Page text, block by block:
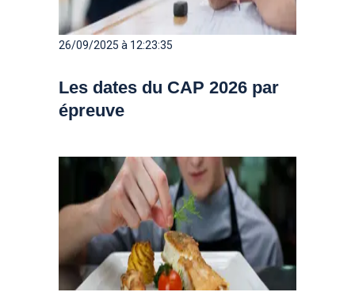
26/09/2025 à 12:23:35
Les dates du CAP 2026 par
épreuve